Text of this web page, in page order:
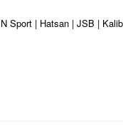
| Hatsan | JSB |